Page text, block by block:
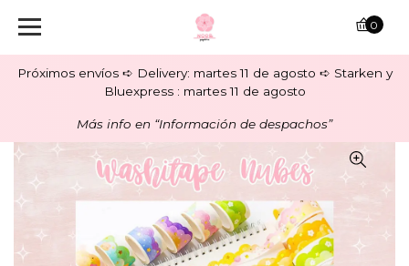
Próximos envíos ➪ Delivery: martes 11 de agosto ➪ Starken y
Bluexpress : martes 11 de agosto
Más info en “Información de despachos”
0